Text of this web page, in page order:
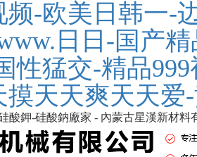
频-欧美日韩一-
日日-国产
性猛交-精品
摸天天爽天天爱
酸鉀-硅酸鈉廠家 - 內蒙古星漢新材料